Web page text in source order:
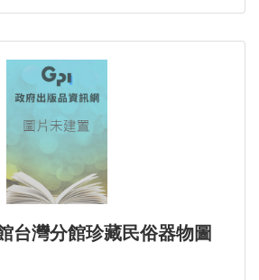
台灣分館珍藏民俗器物圖